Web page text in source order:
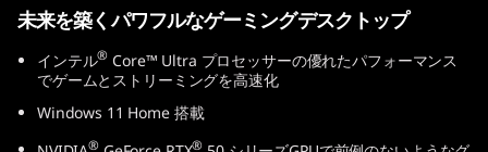
0未来を築くパワフルなゲーミングデスクトップ
インテル® Core™ Ultra プロセッサーの優れたパフォーマンス
でゲームとストリーミングを高速化
Windows 11 Home 搭載
® ®